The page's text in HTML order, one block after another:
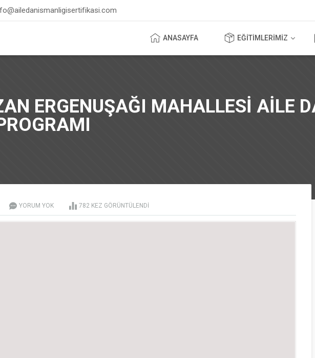
ANASAYFA EĞİTİMLERİMİZ
ERGENUŞAĞI MAHALLESİ AİLE
YORUM YOK 782 KEZ GÖRÜNTÜLENDI